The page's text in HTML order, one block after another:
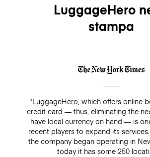
LuggageHero
stampa
"LuggageHero, which offers online
credit card — thus, eliminating the
have local currency on hand — is
recent players to expand its
the company began operating in
today it has some 250